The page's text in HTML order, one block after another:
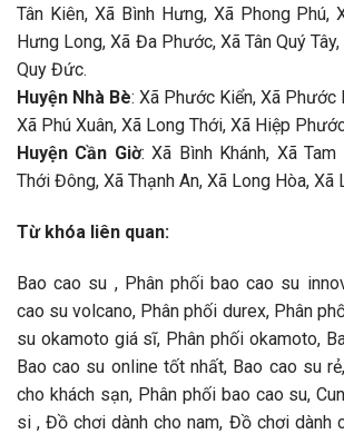
Tân Kiên, Xã Bình Hưng, Xã Phong Phú,
Hưng Long, Xã Đa Phước, Xã Tân Quý Tây,
Quy Đức.
Huyện Nhà Bè: Xã Phước Kiển, Xã Phước
Xã Phú Xuân, Xã Long Thới, Xã Hiệp
Huyện Cần Giờ: Xã Bình Khánh, Xã
Thới Đông, Xã Thạnh An, Xã Long Hòa, Xã
Từ khóa liên quan:
Bao cao su , Phân phối bao cao su
cao su volcano, Phân phối durex, Phân
su okamoto giá sĩ, Phân phối okamoto,
Bao cao su online tốt nhất, Bao cao su
cho khách sạn, Phân phối bao cao su,
si , Đồ chơi dành cho nam, Đồ chơi dành